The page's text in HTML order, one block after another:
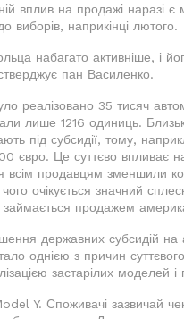
вплив на продажі наразі
виборів, наприкінці лютого.
набагато активніше, і
пан Василенко.
реалізовано 35 тисяч
лише 1216 одиниць.
під субсидії, тому,
євро. Це суттєво впливає
всім продавцям зменшили
очікується значний
продажем
державних субсидій на
однією з причин
застарілих моделей і
Y. Споживачі зазвичай